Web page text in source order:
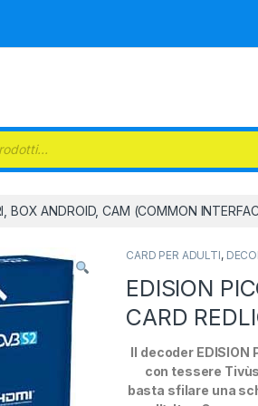
BOX ANDROID, CAM (COMMON
CARD PER ADULTI,
EDISION
CARD
Il decoder EDISION
con tessere
basta sfilare una